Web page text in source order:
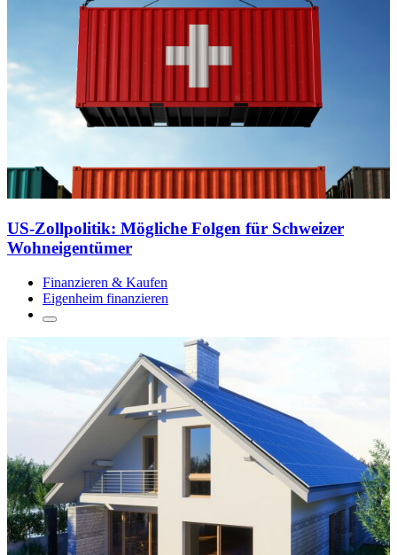
US-Zollpolitik: Mögliche Folgen für Schweizer
Wohneigentümer
Finanzieren & Kaufen
Eigenheim finanzieren